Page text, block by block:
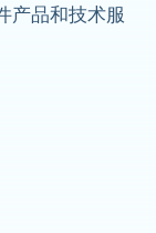
产品和技术服